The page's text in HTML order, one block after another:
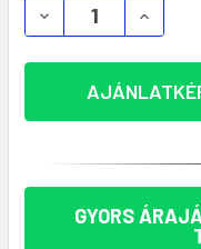
ÖSSZEHAJTHATÓ
GYORS